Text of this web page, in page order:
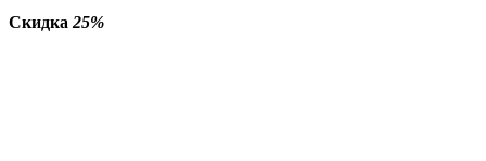
Скидка 25%